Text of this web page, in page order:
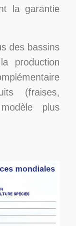
la garantie
des bassins
production
(fraises,
plus